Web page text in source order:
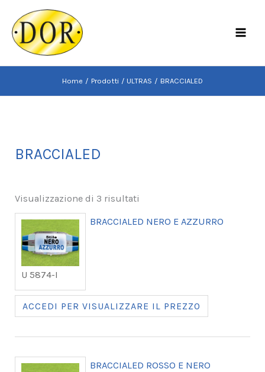
contenuto
Home Prodotti ULTRAS BRACCIALED
BRACCIALED
Visualizzazione di 3 risultati
U 5874-I
BRACCIALED NERO E AZZURRO
ACCEDI PER VISUALIZZARE IL PREZZO
BRACCIALED ROSSO E NERO